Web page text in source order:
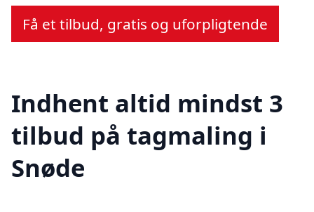
Få et tilbud, gratis og uforpligtende
Indhent altid mindst 3
tilbud på tagmaling i
Snøde